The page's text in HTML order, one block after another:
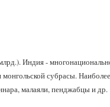
Индия -
субрасы.
малаяли, пенджабцы и др.